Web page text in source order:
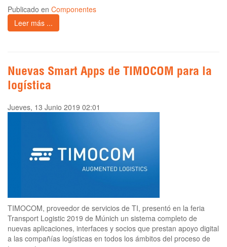
Publicado en Componentes
Leer más ...
Nuevas Smart Apps de TIMOCOM para la
logística
Jueves, 13 Junio 2019 02:01
TIMOCOM, proveedor de servicios de TI, presentó en la feria
Transport Logistic 2019 de Múnich un sistema completo de
nuevas aplicaciones, interfaces y socios que prestan apoyo digital
a las compañías logísticas en todos los ámbitos del proceso de